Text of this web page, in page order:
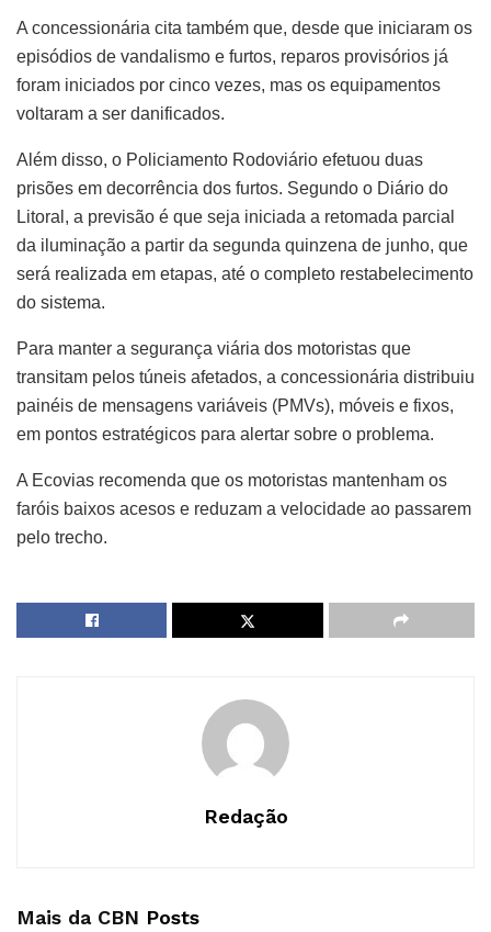
A concessionária cita também que, desde que iniciaram os
episódios de vandalismo e furtos, reparos provisórios já
foram iniciados por cinco vezes, mas os equipamentos
voltaram a ser danificados.
Além disso, o Policiamento Rodoviário efetuou duas
prisões em decorrência dos furtos. Segundo o Diário do
Litoral, a previsão é que seja iniciada a retomada parcial
da iluminação a partir da segunda quinzena de junho, que
será realizada em etapas, até o completo restabelecimento
do sistema.
Para manter a segurança viária dos motoristas que
transitam pelos túneis afetados, a concessionária distribuiu
painéis de mensagens variáveis (PMVs), móveis e fixos,
em pontos estratégicos para alertar sobre o problema.
A Ecovias recomenda que os motoristas mantenham os
faróis baixos acesos e reduzam a velocidade ao passarem
pelo trecho.
Redação
Mais da CBN Posts